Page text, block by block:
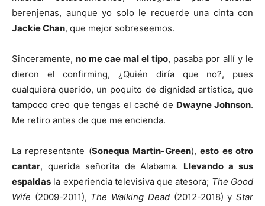
berenjenas, aunque yo solo le recuerde una cinta con
Jackie Chan, que mejor sobreseemos.
Sinceramente, no me cae mal el tipo, pasaba por allí y le
dieron el confirming, ¿Quién diría que no?, pues
cualquiera querido, un poquito de dignidad artística, que
tampoco creo que tengas el caché de Dwayne Johnson.
Me retiro antes de que me encienda.
La representante (Sonequa Martin-Green),esto es otro
cantar, querida señorita de Alabama. Llevando a sus
espaldas la experiencia televisiva que atesora; The Good
Wife (2009-2011), The Walking Dead(2012-2018) yStar